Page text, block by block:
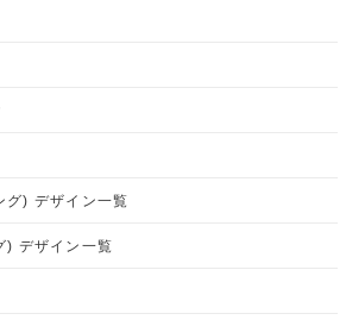
グ) デザイン一覧
) デザイン一覧